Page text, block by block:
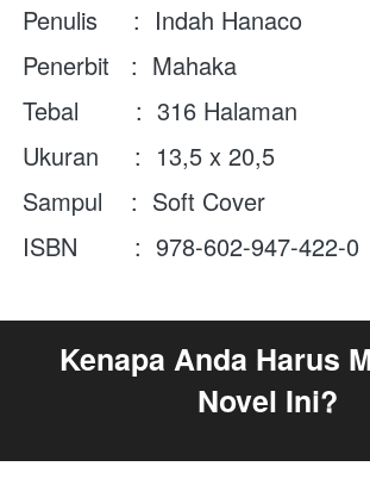
Penulis     :  Indah Hanaco
Penerbit   :  Mahaka
Tebal        :  316 Halaman
Ukuran     :  13,5 x 20,5
Sampul    :  Soft Cover
ISBN        :  978-602-947-422-0
Kenapa Anda Harus
Novel Ini?